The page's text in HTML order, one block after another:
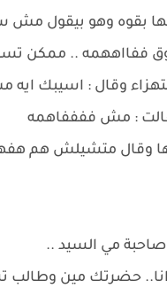
بقوه وهو بيقول مش
ففااههمه .. ممكن
وقال : اسيبك ايه
: مش ففففاهمه
وقال متشيلش هم
صاحبة مي السيد ..
انا.. حضرتك مين وطالب